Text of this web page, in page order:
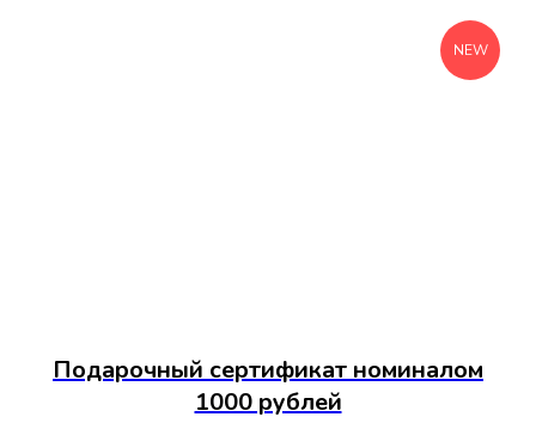
NEW
Подарочный сертификат номиналом
1000 рублей